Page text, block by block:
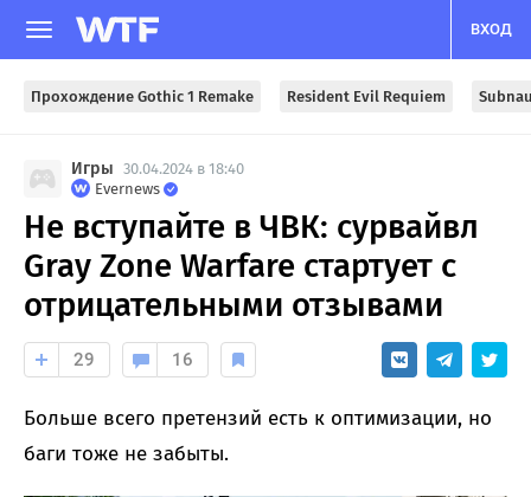
ВХОД
Прохождение Gothic 1 Remake Resident Evil Requiem
Игры 30.04.2024 в 18:40
Evernews
Не вступайте в ЧВК: сурвайвл
Gray Zone Warfare стартует с
отрицательными отзывами
29 16
Больше всего претензий есть к оптимизации, но
баги тоже не забыты.